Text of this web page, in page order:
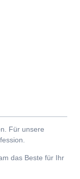
Für unsere
das Beste für Ihr